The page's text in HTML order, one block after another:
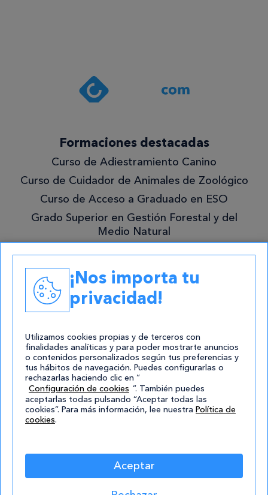
política de
privacidad .*
¡Quiero
mejor!
Formaciones destacadas
Curso de Adiestramiento Canino
Curso de Cuidador de Animales de Zoológico
Curso de Acceso a Graduado en ESO
Grado Superior en Gestión Forestal y del
Medio Natural
Contacto
atencion@cursos.com
Redes Sociales
Aviso Legal|Política de privacidad|Cookies|Mapa de
Sitio
¡Nos importa tu
privacidad!
Utilizamos cookies propias y de terceros con
finalidades analíticas y para poder mostrarte anuncios
o contenidos personalizados según tus preferencias y
tus hábitos de navegación. Puedes configurarlas o
rechazarlas haciendo clic en “
Configuración de cookies ”. También puedes
aceptarlas todas pulsando “Aceptar todas las
cookies”. Para más información, lee nuestra Política de
cookies.
Aceptar